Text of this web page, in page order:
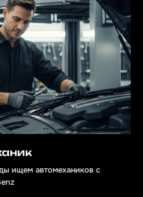
ищем автомехаников с